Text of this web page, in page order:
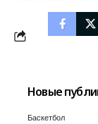
Новые
Баскетбол